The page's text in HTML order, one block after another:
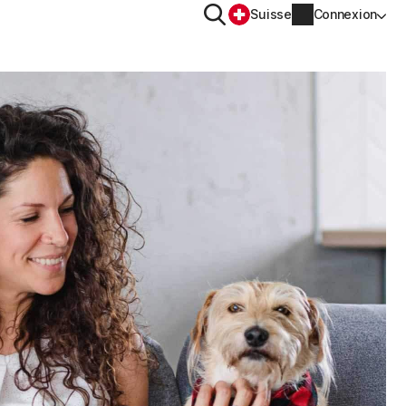
Norton VPN
Norton AntiTrack
Rechercher
Suisse Connexion
Informations de facturation
Renouveler
Historique des commandes
Saisissez votre clé de produit